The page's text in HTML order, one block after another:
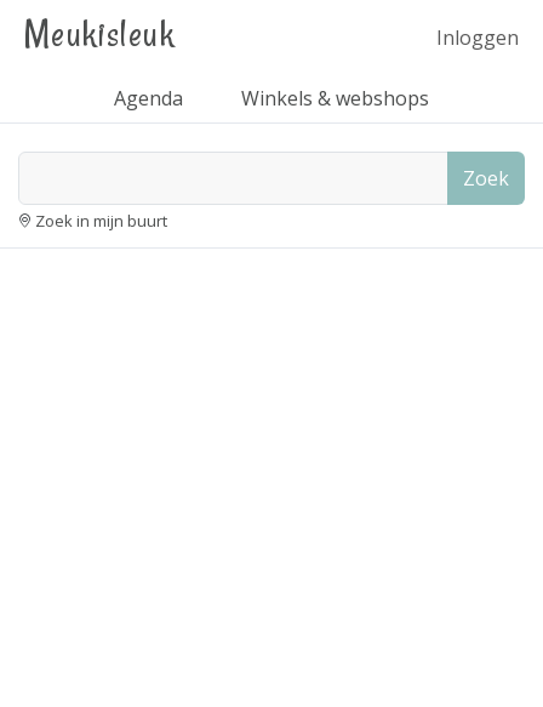
Meukisleuk Inloggen
Agenda Winkels & webshops
Zoek
Zoek in mijn buurt